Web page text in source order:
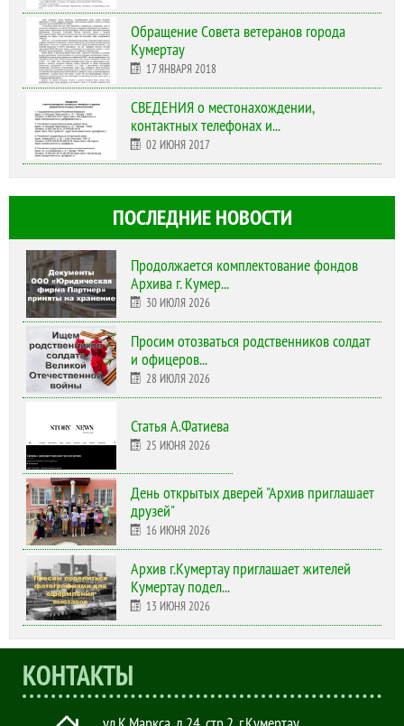
Обращение Совета ветеранов города
Кумертау
17 ЯНВАРЯ 2018
СВЕДЕНИЯ о местонахождении,
контактных телефонах и...
02 ИЮНЯ 2017
ПОСЛЕДНИЕ НОВОСТИ
Продолжается комплектование фондов
Архива г. Кумер...
30 ИЮЛЯ 2026
Просим отозваться родственников солдат
и офицеров...
28 ИЮЛЯ 2026
Статья А.Фатиева
25 ИЮНЯ 2026
День открытых дверей "Архив приглашает
друзей"
16 ИЮНЯ 2026
Архив г.Кумертау приглашает жителей
Кумертау подел...
13 ИЮНЯ 2026
КОНТАКТЫ